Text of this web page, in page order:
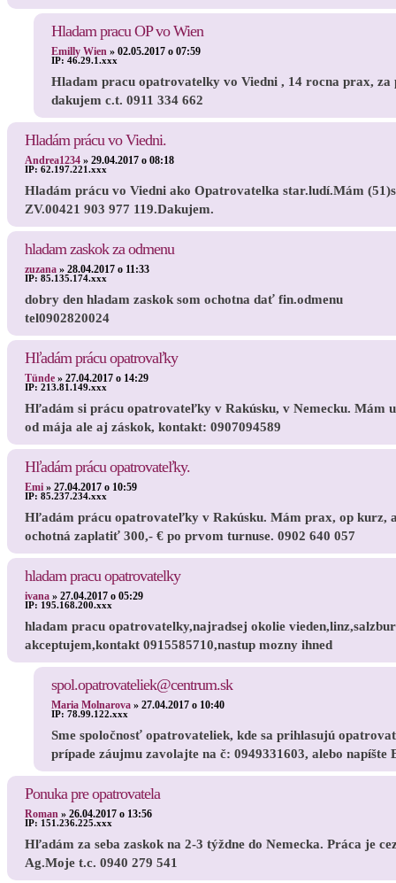
Hladam pracu OP vo Wien
Emilly Wien » 02.05.2017 o 07:59
IP: 46.29.1.xxx
Hladam pracu opatrovatelky vo Viedni , 14 rocna prax, za
dakujem c.t. 0911 334 662
Hladám prácu vo Viedni.
Andrea1234 » 29.04.2017 o 08:18
IP: 62.197.221.xxx
Hladám prácu vo Viedni ako Opatrovatelka star.ludí.Mám
ZV.00421 903 977 119.Dakujem.
hladam zaskok za odmenu
zuzana » 28.04.2017 o 11:33
IP: 85.135.174.xxx
dobry den hladam zaskok som ochotna dať fin.odmenu
tel0902820024
Hľadám prácu opatrovaľky
Tünde » 27.04.2017 o 14:29
IP: 213.81.149.xxx
Hľadám si prácu opatrovateľky v Rakúsku, v Nemecku. Mám
od mája ale aj záskok, kontakt: 0907094589
Hľadám prácu opatrovateľky.
Emi » 27.04.2017 o 10:59
IP: 85.237.234.xxx
Hľadám prácu opatrovateľky v Rakúsku. Mám prax, op kurz,
ochotná zaplatiť 300,- € po prvom turnuse. 0902 640 057
hladam pracu opatrovatelky
ivana » 27.04.2017 o 05:29
IP: 195.168.200.xxx
hladam pracu opatrovatelky,najradsej okolie
akceptujem,kontakt 0915585710,nastup mozny ihned
spol.opatrovateliek@centrum.sk
Maria Molnarova » 27.04.2017 o 10:40
IP: 78.99.122.xxx
Sme spoločnosť opatrovateliek, kde sa prihlasujú
prípade záujmu zavolajte na č: 0949331603, alebo napíšte
Ponuka pre opatrovatela
Roman » 26.04.2017 o 13:56
IP: 151.236.225.xxx
Hľadám za seba zaskok na 2-3 týždne do Nemecka. Práca je
Ag.Moje t.c. 0940 279 541